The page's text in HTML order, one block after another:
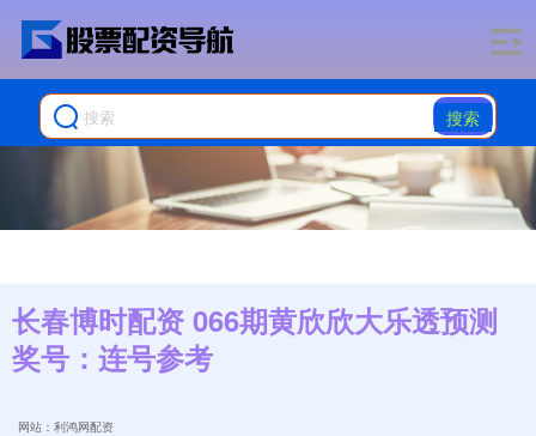
搜索
长春博时配资 066期黄欣欣大乐透预测
奖号：连号参考
网站：利鸿网配资